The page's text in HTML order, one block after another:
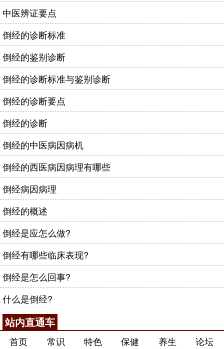
中医辨证要点
倒经的诊断标准
倒经的鉴别诊断
倒经的诊断标准与鉴别诊断
倒经的诊断要点
倒经的诊断
倒经的中医病因病机
倒经的西医病因病理有哪些
倒经病因病理
倒经的概述
倒经是应怎么做?
倒经有哪些临床表现?
倒经是怎么回事?
什么是倒经?
站内直通车
首页 常识 特色 保健 养生
论坛